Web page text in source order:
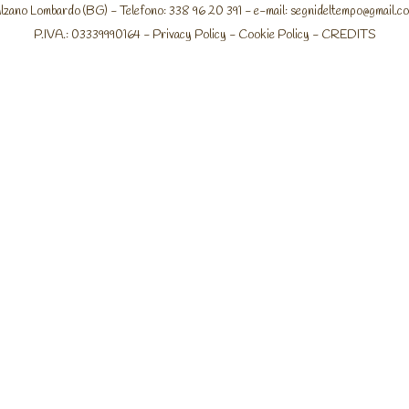
Lombardo (BG) - Telefono: 338 96 20 391 - e-mail:
P.IVA.: 03339990164 - Privacy Policy - Cookie Policy - CREDITS